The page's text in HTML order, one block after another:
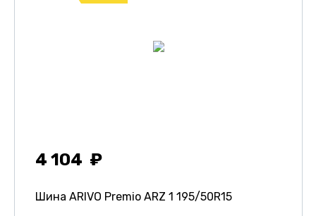
4 104
Шина ARIVO Premio ARZ 1 195/50R15